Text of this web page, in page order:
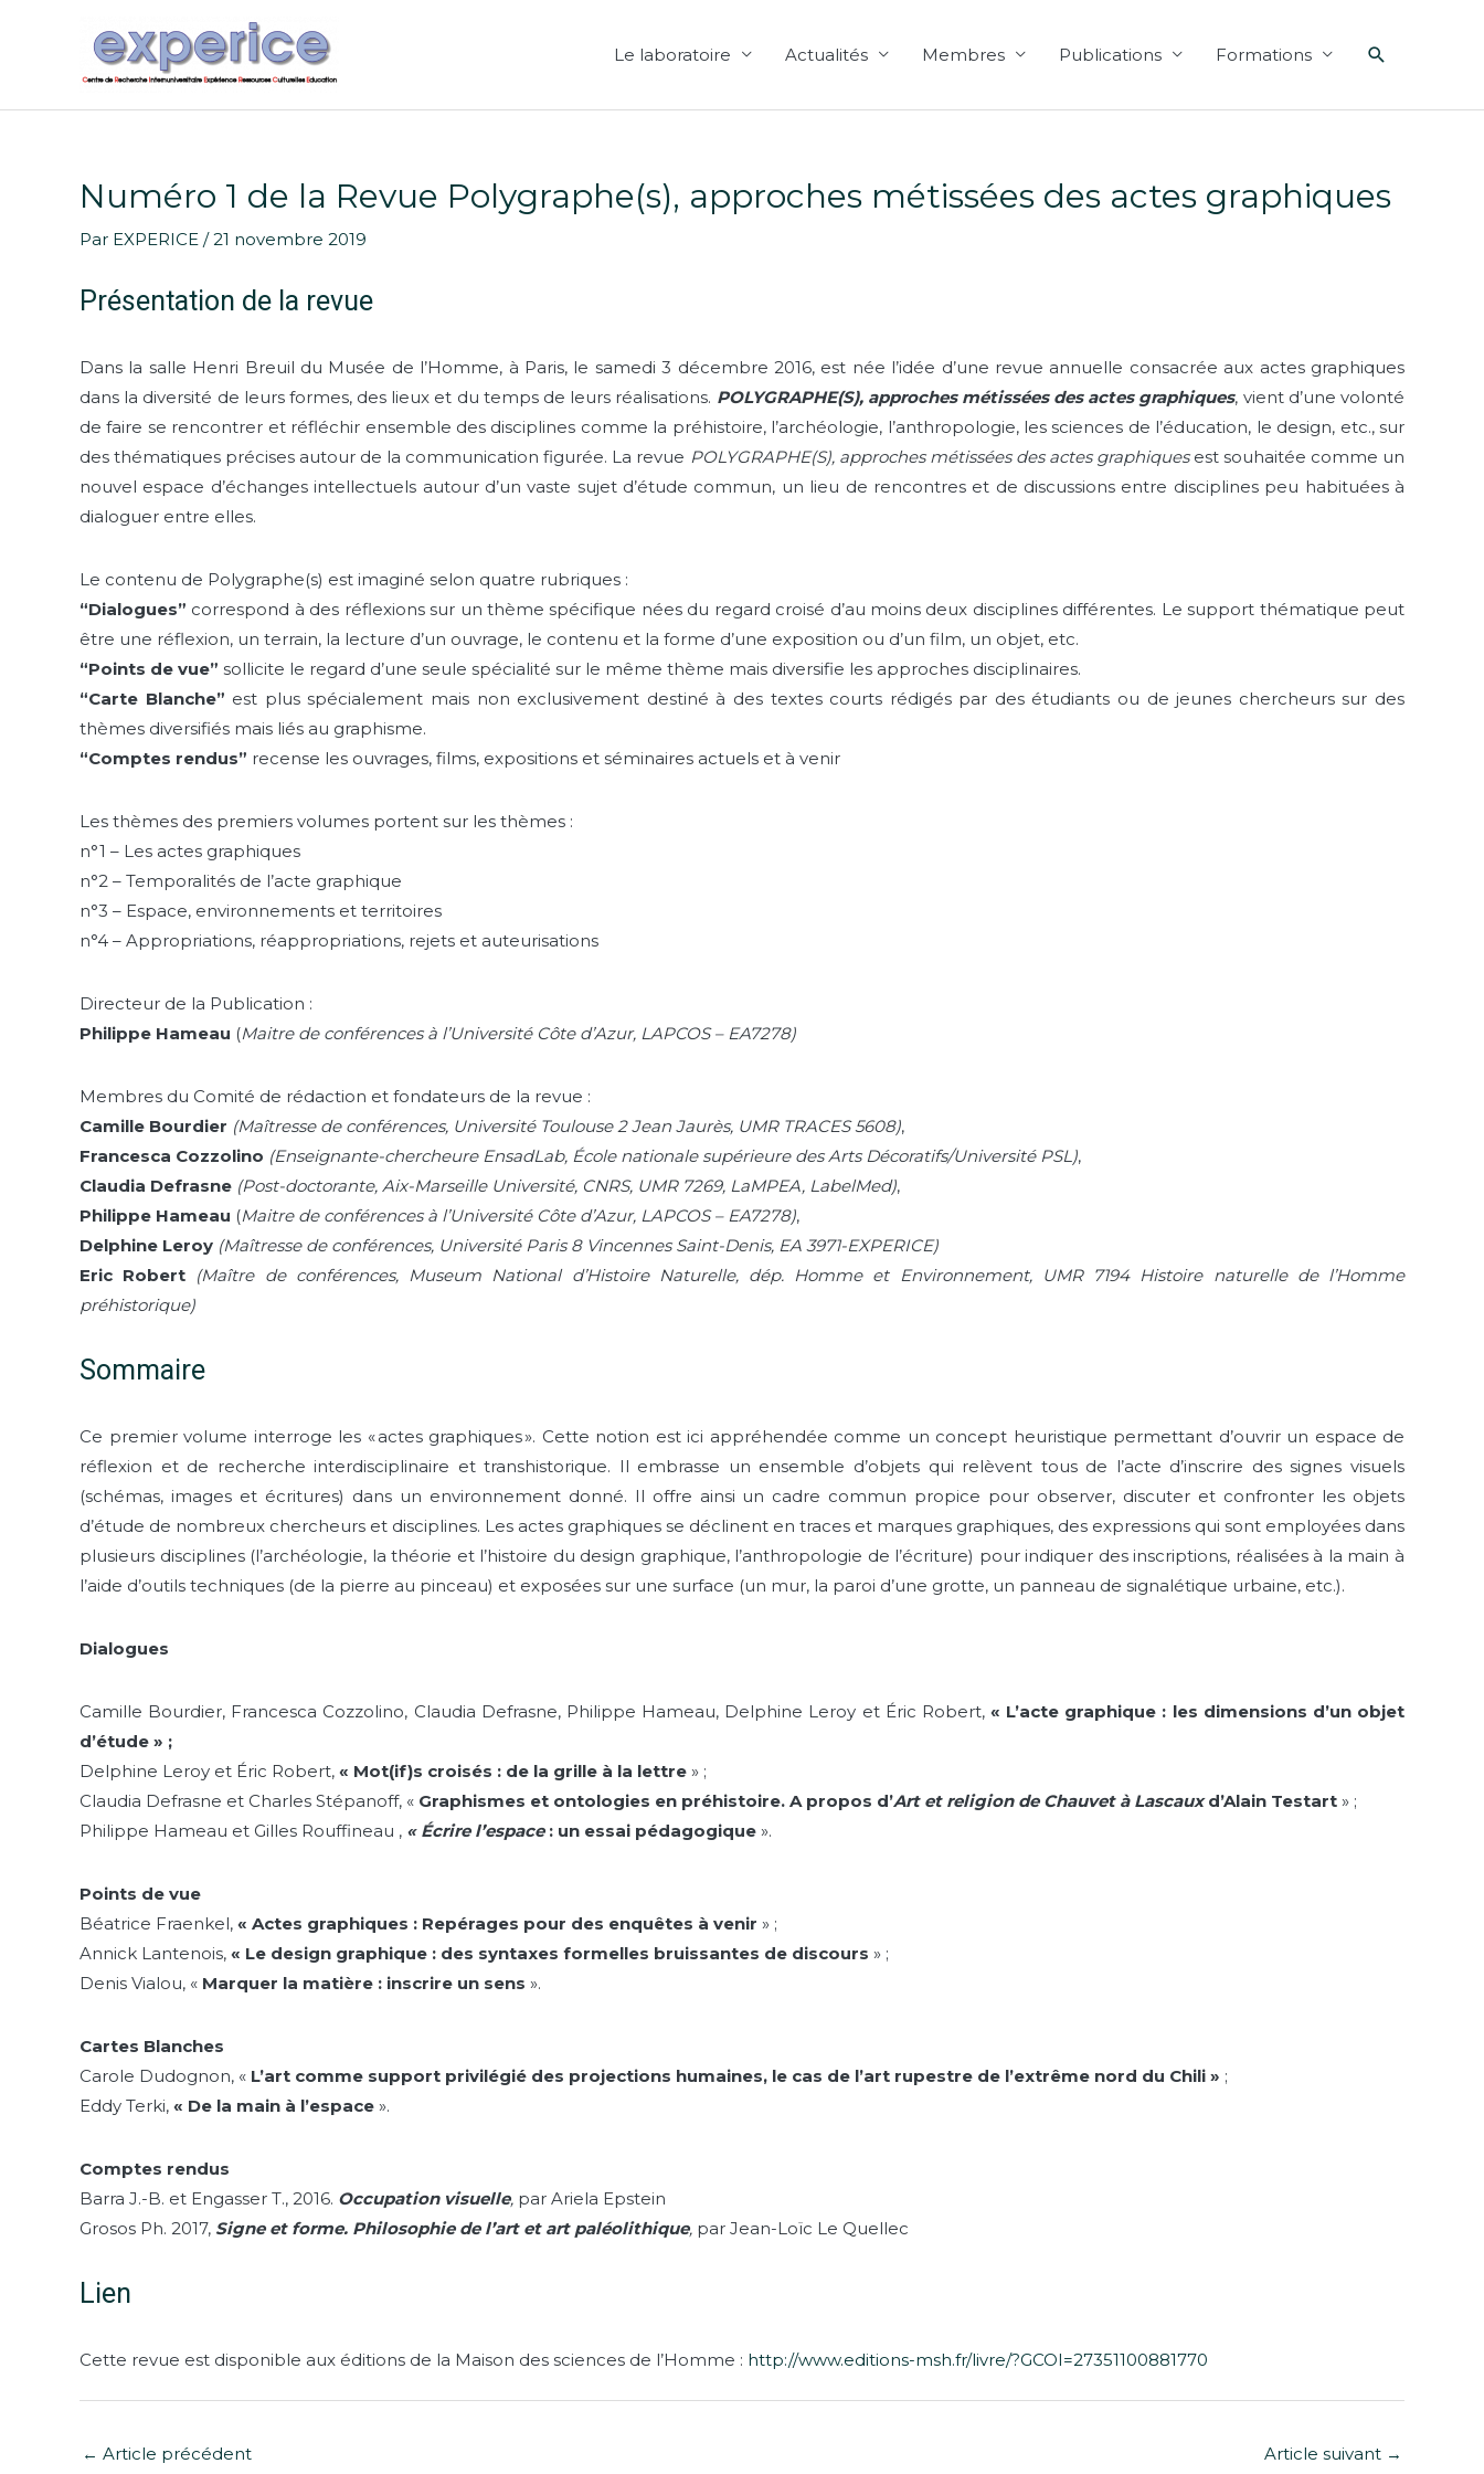
Le laboratoire Actualités Membres Publications Formations
Numéro 1 de la Revue Polygraphe(s), approches métissées des actes graphiques
Par EXPERICE /21 novembre 2019
Présentation de la revue
Dans la salle Henri Breuil du Musée de l’Homme, à Paris, le samedi 3 décembre 2016, est née l’idée d’une revue annuelle consacrée aux actes graphiques
dans la diversité de leurs formes, des lieux et du temps de leurs réalisations. POLYGRAPHE(S), approches métissées des actes graphiques, vient d’une volonté
de faire se rencontrer et réfléchir ensemble des disciplines comme la préhistoire, l’archéologie, l’anthropologie, les sciences de l’éducation, le design, etc., sur
des thématiques précises autour de la communication figurée. La revue POLYGRAPHE(S), approches métissées des actes graphiquesest souhaitée comme un
nouvel espace d’échanges intellectuels autour d’un vaste sujet d’étude commun, un lieu de rencontres et de discussions entre disciplines peu habituées à
dialoguer entre elles.
Le contenu de Polygraphe(s) est imaginé selon quatre rubriques :
“Dialogues” correspond à des réflexions sur un thème spécifique nées du regard croisé d’au moins deux disciplines différentes. Le support thématique peut
être une réflexion, un terrain, la lecture d’un ouvrage, le contenu et la forme d’une exposition ou d’un film, un objet, etc.
“Points de vue” sollicite le regard d’une seule spécialité sur le même thème mais diversifie les approches disciplinaires.
“Carte Blanche” est plus spécialement mais non exclusivement destiné à des textes courts rédigés par des étudiants ou de jeunes chercheurs sur des
thèmes diversifiés mais liés au graphisme.
“Comptes rendus” recense les ouvrages, films, expositions et séminaires actuels et à venir
Les thèmes des premiers volumes portent sur les thèmes :
n°1 – Les actes graphiques
n°2 – Temporalités de l’acte graphique
n°3 – Espace, environnements et territoires
n°4 – Appropriations, réappropriations, rejets et auteurisations
Directeur de la Publication :
Philippe Hameau (Maitre de conférences à l’Université Côte d’Azur, LAPCOS – EA7278)
Membres du Comité de rédaction et fondateurs de la revue :
Camille Bourdier (Maîtresse de conférences, Université Toulouse 2 Jean Jaurès, UMR TRACES 5608),
Francesca Cozzolino (Enseignante-chercheure EnsadLab, École nationale supérieure des Arts Décoratifs/Université PSL),
Claudia Defrasne (Post-doctorante, Aix-Marseille Université, CNRS, UMR 7269, LaMPEA, LabelMed),
Philippe Hameau (Maitre de conférences à l’Université Côte d’Azur, LAPCOS – EA7278),
Delphine Leroy (Maîtresse de conférences, Université Paris 8 Vincennes Saint-Denis, EA 3971-EXPERICE)
Eric Robert (Maître de conférences, Museum National d’Histoire Naturelle, dép. Homme et Environnement, UMR 7194 Histoire naturelle de l’Homme
préhistorique)
Sommaire
Ce premier volume interroge les « actes graphiques ». Cette notion est ici appréhendée comme un concept heuristique permettant d’ouvrir un espace de
réflexion et de recherche interdisciplinaire et transhistorique. Il embrasse un ensemble d’objets qui relèvent tous de l’acte d’inscrire des signes visuels
(schémas, images et écritures) dans un environnement donné. Il offre ainsi un cadre commun propice pour observer, discuter et confronter les objets
d’étude de nombreux chercheurs et disciplines. Les actes graphiques se déclinent en traces et marques graphiques, des expressions qui sont employées dans
plusieurs disciplines (l’archéologie, la théorie et l’histoire du design graphique, l’anthropologie de l’écriture) pour indiquer des inscriptions, réalisées à la main à
l’aide d’outils techniques (de la pierre au pinceau) et exposées sur une surface (un mur, la paroi d’une grotte, un panneau de signalétique urbaine, etc.).
Dialogues
Camille Bourdier, Francesca Cozzolino, Claudia Defrasne, Philippe Hameau, Delphine Leroy et Éric Robert, « L’acte graphique : les dimensions d’un objet
d’étude » ;
Delphine Leroy et Éric Robert, « Mot(if)s croisés : de la grille à la lettre » ;
Claudia Defrasne et Charles Stépanoff, « Graphismes et ontologies en préhistoire. A propos d’Art et religion de Chauvet à Lascauxd’Alain Testart » ;
Philippe Hameau et Gilles Rouffineau , « Écrire l’espace : un essai pédagogique ».
Points de vue
Béatrice Fraenkel, « Actes graphiques : Repérages pour des enquêtes à venir » ;
Annick Lantenois, « Le design graphique : des syntaxes formelles bruissantes de discours » ;
Denis Vialou, « Marquer la matière : inscrire un sens ».
Cartes Blanches
Carole Dudognon, « L’art comme support privilégié des projections humaines, le cas de l’art rupestre de l’extrême nord du Chili » ;
Eddy Terki, « De la main à l’espace ».
Comptes rendus
Barra J.-B. et Engasser T., 2016. Occupation visuelle, par Ariela Epstein
Grosos Ph. 2017, Signe et forme. Philosophie de l’art et art paléolithique, par Jean-Loïc Le Quellec
Lien
Cette revue est disponible aux éditions de la Maison des sciences de l’Homme : http://www.editions-msh.fr/livre/?GCOI=27351100881770
Navigation
articles
← Article précédent Article suivant →